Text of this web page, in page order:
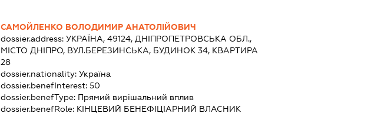
САМОЙЛЕНКО ВОЛОДИМИР АНАТОЛІЙОВИЧ
dossier.address:УКРАЇНА, 49124, ДНІПРОПЕТРОВСЬКА ОБЛ.,
МІСТО ДНІПРО, ВУЛ.БЕРЕЗИНСЬКА, БУДИНОК 34, КВАРТИРА
28
dossier.nationality:Україна
dossier.benefInterest:50
dossier.benefType: Прямий вирішальний вплив
dossier.benefRole: КІНЦЕВИЙ БЕНЕФІЦІАРНИЙ ВЛАСНИК